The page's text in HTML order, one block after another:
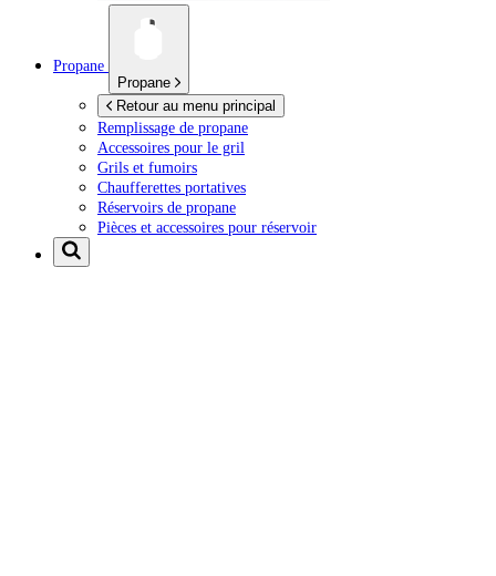
Propane
Propane
Retour au menu principal
Remplissage de propane
Accessoires pour le gril
Grils et fumoirs
Chaufferettes portatives
Réservoirs de propane
Pièces et accessoires pour réservoir